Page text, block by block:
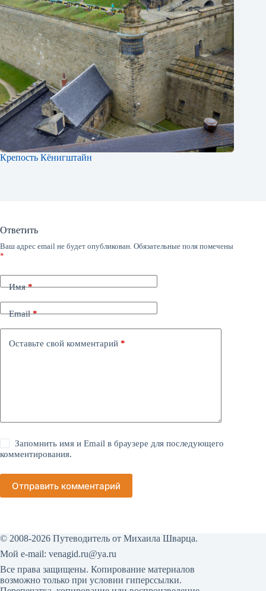
Крепость Кёнигштайн
Ответить
Ваш адрес email не будет опубликован. Обязательные поля помечены
*
Имя*
Email*
Оставьте свой комментарий *
Запомнить имя и Email в браузере для последующего
комментирования.
Отправить комментарий
© 2008-2026 Путеводитель от Михаила Шварца.
Мой е-mail: venagid.ru@ya.ru
Все права защищены. Копирование материалов
возможно только при условии гиперссылки.